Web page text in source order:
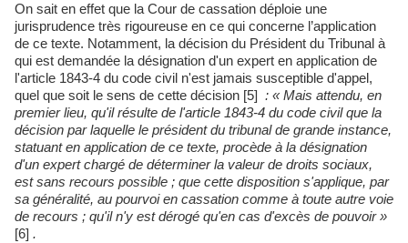
On sait en effet que la Cour de cassation déploie une
jurisprudence très rigoureuse en ce qui concerne l’application
de ce texte. Notamment, la décision du Président du Tribunal à
qui est demandée la désignation d'un expert en application de
l'article 1843-4 du code civil n'est jamais susceptible d'appel,
quel que soit le sens de cette décision [5] : « Mais attendu, en
premier lieu, qu'il résulte de l'article 1843-4 du code civil que la
décision par laquelle le président du tribunal de grande instance,
statuant en application de ce texte, procède à la désignation
d'un expert chargé de déterminer la valeur de droits sociaux,
est sans recours possible ; que cette disposition s'applique, par
sa généralité, au pourvoi en cassation comme à toute autre voie
de recours ; qu'il n'y est dérogé qu'en cas d'excès de pouvoir »
[6] .